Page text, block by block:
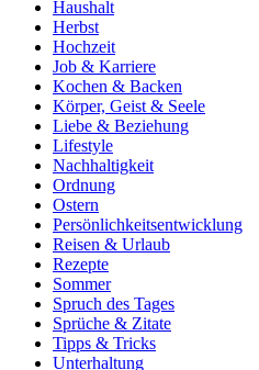
Haushalt
Herbst
Hochzeit
Job & Karriere
Kochen & Backen
Körper, Geist & Seele
Liebe & Beziehung
Lifestyle
Nachhaltigkeit
Ordnung
Ostern
Persönlichkeitsentwicklung
Reisen & Urlaub
Rezepte
Sommer
Spruch des Tages
Sprüche & Zitate
Tipps & Tricks
Unterhaltung